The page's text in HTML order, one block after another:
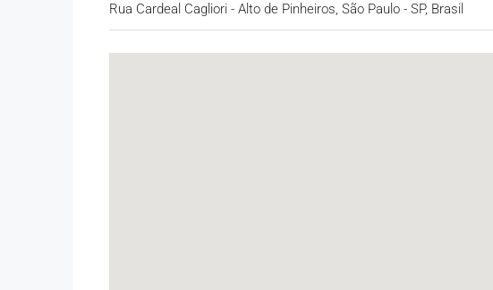
Rua Cardeal Cagliori - Alto de Pinheiros, São Paulo - SP, Brasil